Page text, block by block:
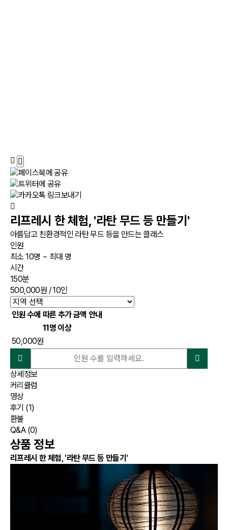
리프레시 한 체험, '라탄 무드 등 만들기'
아름답고 친환경적인 라탄 무드 등을 만드는 클래스
인원
최소 10명 ~ 최대 명
시간
150분
500,000원 / 10인
인원 수에 따른 추가 금액 안내
11명 이상
50,000원
상세정보
커리큘럼
영상
후기 (1)
환불
Q&A (0)
상품 정보
리프레시 한 체험, '라탄 무드 등 만들기'